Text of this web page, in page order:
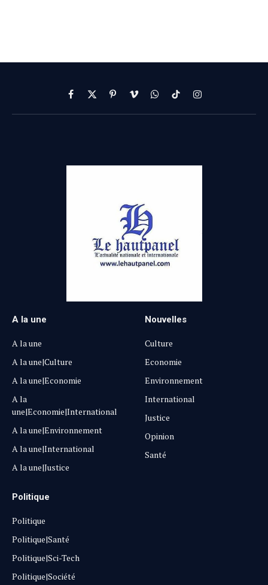
Facebook
X
(Twitter)
PinterestVimeoWhatsApp
TikTokInstagram
A la une
A la une
A la une|Culture
A la une|Economie
A la
une|Economie|International
A la une|Environnement
A la une|International
A la une|Justice
Nouvelles
Culture
Economie
Environnement
International
Justice
Opinion
Santé
Politique
Politique
Politique|Santé
Politique|Sci-Tech
Politique|Société